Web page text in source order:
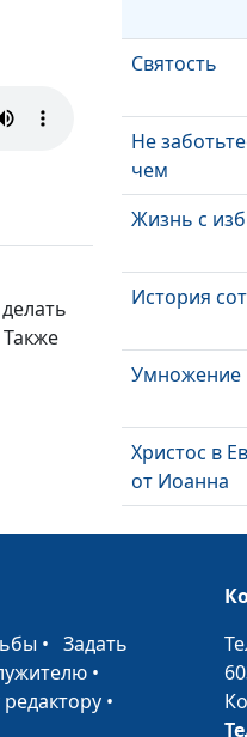
Святость
Не
чем
Жизнь с
История
Умножение
Христос в
от Иоанна
Христос в
Христос в
от Матфея
Власть
•Задать
•
•